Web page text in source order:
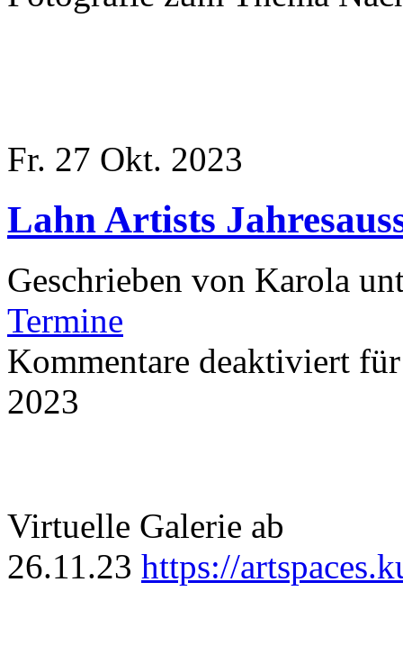
Fr. 27 Okt. 2023
Lahn Artists
Geschrieben von Karola
Termine
Kommentare deaktiviert
2023
Virtuelle Galerie ab
26.11.23 https://